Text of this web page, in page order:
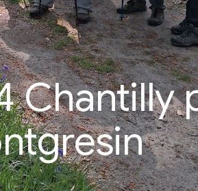
Chantilly